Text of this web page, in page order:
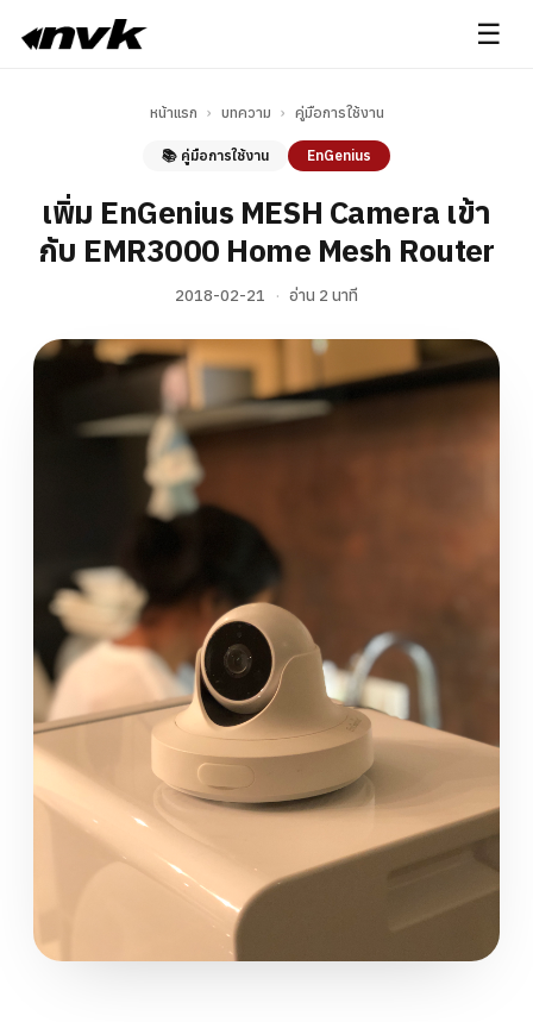
☰
หน้าแรก › บทความ › คู่มือการใช้งาน
📚 คู่มือการใช้งาน EnGenius
เพิ่ม EnGenius MESH Camera เข้า
กับ EMR3000 Home Mesh Router
2018-02-21 · อ่าน 2 นาที